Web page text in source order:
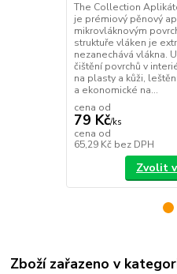
The Collection
je prémiový pěnový
mikrovláknovým
struktuře vláken je
nezanechává vlákna.
čištění povrchů v
na plasty a kůži,
a ekonomické na...
cena od
79 Kč/ks
cena od
65,29 Kč bez DPH
Zvolit
Zboží zařazeno v